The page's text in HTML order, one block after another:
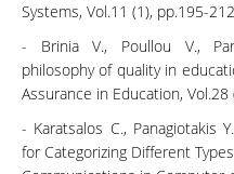
Systems, Vol.11 (1), pp.195-212
- Brinia V., Poullou V.,
philosophy of quality in
Assurance in Education,
- Karatsalos C., Panagiotakis
for Categorizing Different